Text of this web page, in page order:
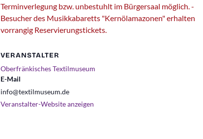
Terminverlegung bzw. unbestuhlt im Bürgersaal möglich. -
Besucher des Musikkabaretts "Kernölamazonen" erhalten
vorrangig Reservierungstickets.
VERANSTALTER
Oberfränkisches Textilmuseum
E-Mail
info@textilmuseum.de
Veranstalter-Website anzeigen